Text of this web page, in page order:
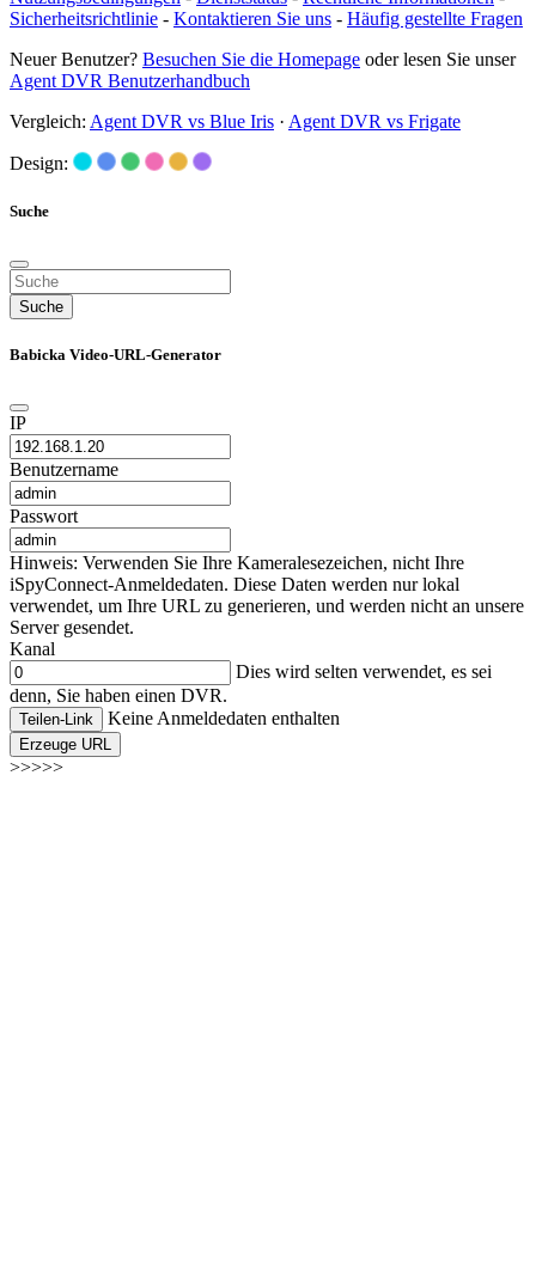
Sicherheitsrichtlinie - Kontaktieren Sie uns - Häufig gestellte Fragen
Neuer Benutzer? Besuchen Sie die Homepage oder lesen Sie unser
Agent DVR Benutzerhandbuch
Vergleich: Agent DVR vs Blue Iris · Agent DVR vs Frigate
Design:
Suche
Suche
Babicka Video-URL-Generator
IP
Benutzername
Passwort
Hinweis: Verwenden Sie Ihre Kameralesezeichen, nicht Ihre
iSpyConnect-Anmeldedaten. Diese Daten werden nur lokal
verwendet, um Ihre URL zu generieren, und werden nicht an unsere
Server gesendet.
Kanal
Dies wird selten verwendet, es sei
denn, Sie haben einen DVR.
Teilen-Link Keine Anmeldedaten enthalten
Erzeuge URL
>>>>>